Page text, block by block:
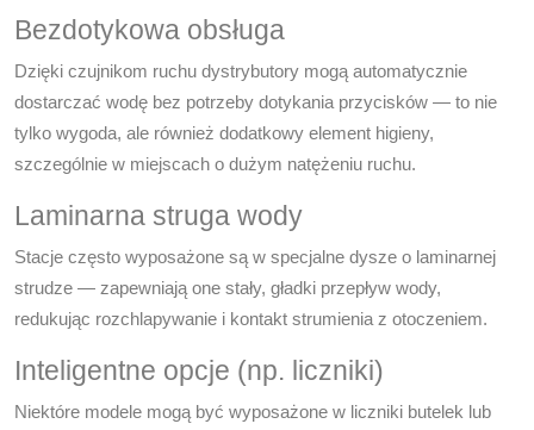
Bezdotykowa obsługa
Dzięki czujnikom ruchu dystrybutory mogą automatycznie
dostarczać wodę bez potrzeby dotykania przycisków — to nie
tylko wygoda, ale również dodatkowy element higieny,
szczególnie w miejscach o dużym natężeniu ruchu.
Laminarna struga wody
Stacje często wyposażone są w specjalne dysze o laminarnej
strudze — zapewniają one stały, gładki przepływ wody,
redukując rozchlapywanie i kontakt strumienia z otoczeniem.
Inteligentne opcje (np. liczniki)
Niektóre modele mogą być wyposażone w liczniki butelek lub